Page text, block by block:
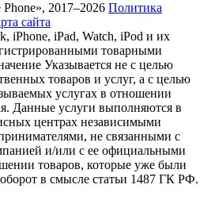
2017–2026 Политика
сайта
iPhone, iPad, Watch, iPod и их
товарными
Указывается не с целью
товаров и услуг, а с целью
услугах в отношении
Данные услуги выполняются в
центрах независимыми
не связанными с
и/или с ее официальными
товаров, которые уже были
в смысле статьи 1487 ГК РФ.